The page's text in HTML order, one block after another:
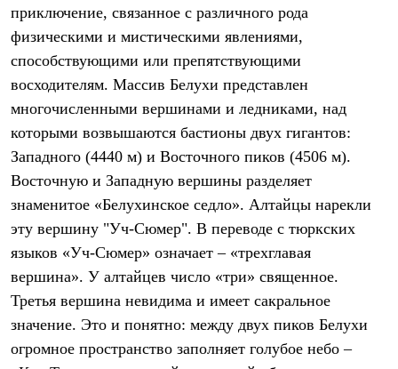
Куртки
Флисовая одежда
Куртки
Брюки
Комбинезоны
Термобелье
Снаряжение
Палатки и тенты
Палатки
Аксессуары для палаток
Рюкзаки
Экспедиционные
Легкоходные
Альпинистские
Городские
Аксессуары для рюкзаков
Спальные мешки
Пуховые
приключение, связанное с различного рода
физическими и мистическими явлениями,
способствующими или препятствующими
восходителям. Массив Белухи представлен
многочисленными вершинами и ледниками, над
которыми возвышаются бастионы двух гигантов:
Западного (4440 м) и Восточного пиков (4506 м).
Восточную и Западную вершины разделяет
знаменитое «Белухинское седло». Алтайцы нарекли
эту вершину "Уч-Сюмер". В переводе с тюркских
языков «Уч-Сюмер» означает – «трехглавая
вершина». У алтайцев число «три» священное.
Третья вершина невидима и имеет сакральное
значение. Это и понятно: между двух пиков Белухи
огромное пространство заполняет голубое небо –